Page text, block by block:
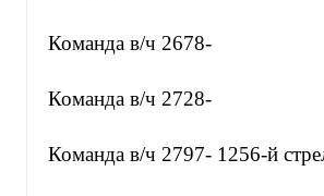
Команда в/ч 2678-
Команда в/ч 2728-
Команда в/ч 2797- 1256-й